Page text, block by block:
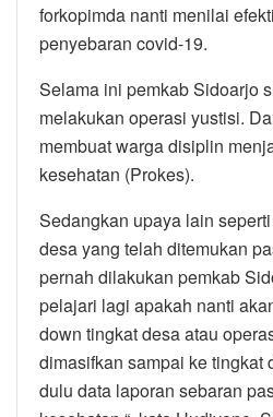
forkopimda nanti menilai
penyebaran covid-19.
Selama ini pemkab Sidoarjo
melakukan operasi yustisi.
membuat warga disiplin
kesehatan (Prokes).
Sedangkan upaya lain
desa yang telah ditemukan
pernah dilakukan pemkab
pelajari lagi apakah nanti
down tingkat desa atau
dimasifkan sampai ke tingkat
dulu data laporan sebaran